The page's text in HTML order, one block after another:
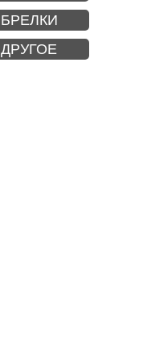
БРЕЛКИ
ДРУГОЕ